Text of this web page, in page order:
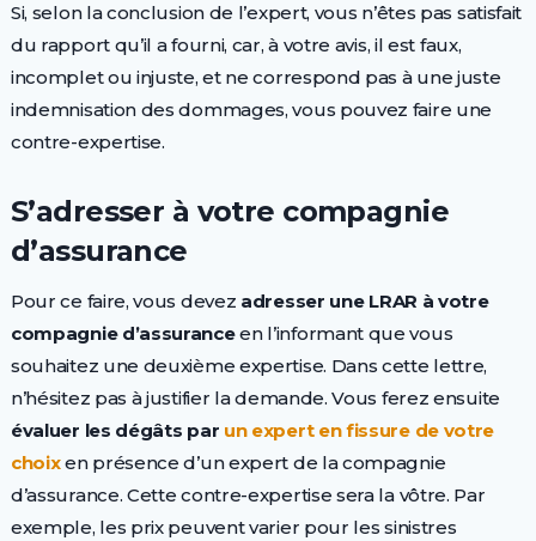
Si, selon la conclusion de l’expert, vous n’êtes pas satisfait
du rapport qu’il a fourni, car, à votre avis, il est faux,
incomplet ou injuste, et ne correspond pas à une juste
indemnisation des dommages, vous pouvez faire une
contre-expertise.
S’adresser à votre compagnie
d’assurance
Pour ce faire, vous devez adresser une LRAR à votre
compagnie d’assuranceen l’informant que vous
souhaitez une deuxième expertise. Dans cette lettre,
n’hésitez pas à justifier la demande. Vous ferez ensuite
évaluer les dégâts par un expert en fissure de votre
choixen présence d’un expert de la compagnie
d’assurance. Cette contre-expertise sera la vôtre. Par
exemple, les prix peuvent varier pour les sinistres